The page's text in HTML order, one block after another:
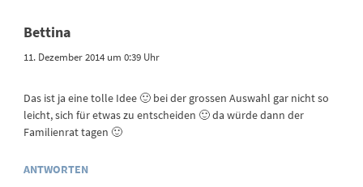
Bettina
11. Dezember 2014 um 0:39 Uhr
Das ist ja eine tolle Idee 🙂 bei der grossen Auswahl gar nicht so
leicht, sich für etwas zu entscheiden 🙂 da würde dann der
Familienrat tagen 🙂
ANTWORTEN